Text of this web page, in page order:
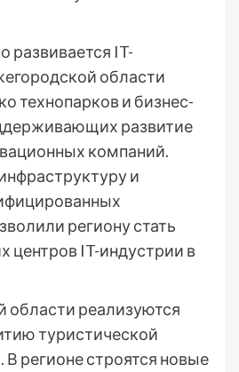
развивается IT-
области
технопарков и бизнес-
развитие
компаний.
и
региону стать
центров IT-индустрии в
области реализуются
туристической
регионе строятся новые